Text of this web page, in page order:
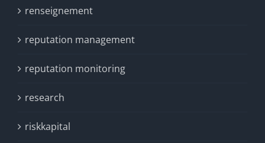
renseignement
reputation management
reputation monitoring
research
riskkapital